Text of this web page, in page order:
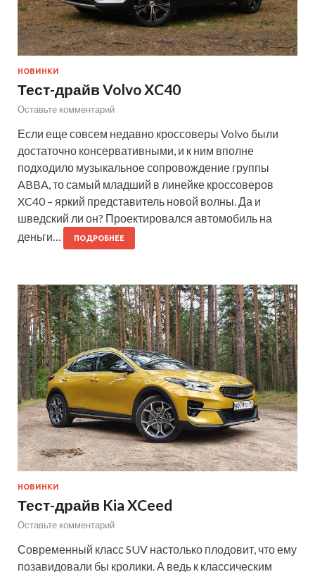
НОВИНКИ
Тест-драйв Volvo XC40
Оставьте комментарий
Если еще совсем недавно кроссоверы Volvo были
достаточно консервативными, и к ним вполне
подходило музыкальное сопровождение группы
ABBA, то самый младший в линейке кроссоверов
XC40 – яркий представитель новой волны. Да и
шведский ли он? Проектировался автомобиль на
деньги…
ПОДРОБНЕЕ
НОВИНКИ
Тест-драйв Kia XCeed
Оставьте комментарий
Современный класс SUV настолько плодовит, что ему
позавидовали бы кролики. А ведь к классическим